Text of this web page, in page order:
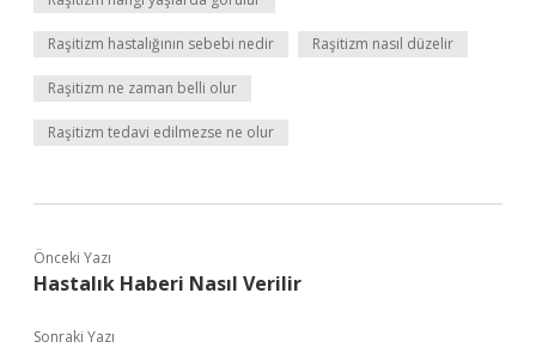
Raşitizm hastalığının sebebi nedir Raşitizm nasıl düzelir
Raşitizm ne zaman belli olur
Raşitizm tedavi edilmezse ne olur
Önceki Yazı
Hastalık Haberi Nasıl Verilir
Sonraki Yazı